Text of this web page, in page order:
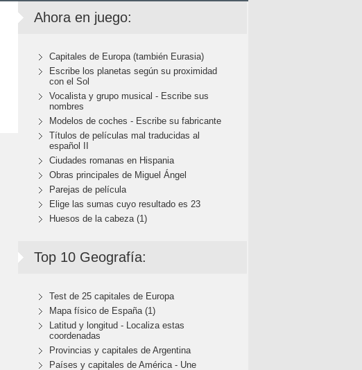
Ahora en juego:
Capitales de Europa (también Eurasia)
Escribe los planetas según su proximidad
con el Sol
Vocalista y grupo musical - Escribe sus
nombres
Modelos de coches - Escribe su fabricante
Títulos de películas mal traducidas al
español II
Ciudades romanas en Hispania
Obras principales de Miguel Ángel
Parejas de película
Elige las sumas cuyo resultado es 23
Huesos de la cabeza (1)
Top 10 Geografía:
Test de 25 capitales de Europa
Mapa físico de España (1)
Latitud y longitud - Localiza estas
coordenadas
Provincias y capitales de Argentina
Países y capitales de América - Une